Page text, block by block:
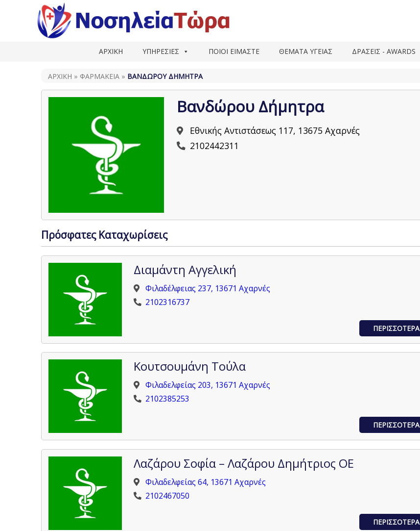
ΑΡΧΙΚΗ ΥΠΗΡΕΣΙΕΣ ΠΟΙΟΙ ΕΙΜΑΣΤΕ ΘΕΜΑΤΑ ΥΓΕΙΑΣ ΔΡΑΣΕΙΣ - AWARDS
ΑΡΧΙΚΗ » ΦΑΡΜΑΚΕΊΑ » ΒΑΝΔΏΡΟΥ ΔΉΜΗΤΡΑ
Βανδώρου Δήμητρα
Εθνικής Αντιστάσεως 117, 13675 Αχαρνές
2102442311
Πρόσφατες Καταχωρίσεις
Διαμάντη Αγγελική
Φιλαδέλφειας 237, 13671 Αχαρνές
2102316737
ΠΕΡΙΣΣΟΤΕΡΑ
Κουτσουμάνη Τούλα
Φιλαδελφείας 203, 13671 Αχαρνές
2102385253
ΠΕΡΙΣΣΟΤΕΡΑ
Λαζάρου Σοφία – Λαζάρου Δημήτριος ΟΕ
Φιλαδελφείας 64, 13671 Αχαρνές
2102467050
ΠΕΡΙΣΣΟΤΕΡΑ